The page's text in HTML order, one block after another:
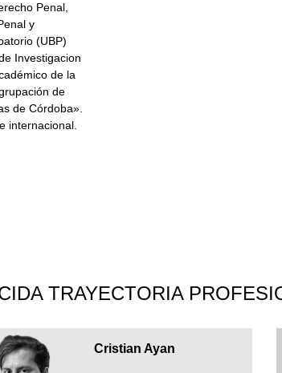
Penal,
y
(UBP)
Investigacion
de la
de
de Córdoba».
internacional.
TRAYECTORIA
Cristian Ayan